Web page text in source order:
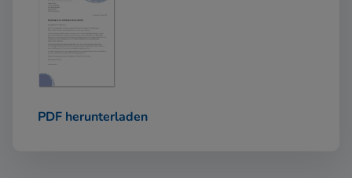
PDF herunterladen